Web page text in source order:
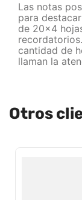
Las notas
para
de 20x4
cantidad de
llaman la
Otros